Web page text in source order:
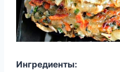
Ингредиенты: